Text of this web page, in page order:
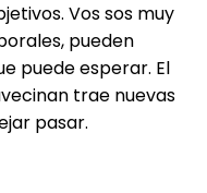
Vos sos muy
pueden
puede esperar. El
trae nuevas
pasar.